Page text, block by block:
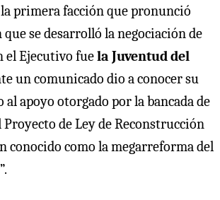
primera facción que pronunció
se desarrolló la negociación de
el Ejecutivo fuela Juventud del
un comunicado dio a conocer su
al apoyo otorgado por la bancada de
Proyecto de Ley de Reconstrucción
conocido como la megarreforma del